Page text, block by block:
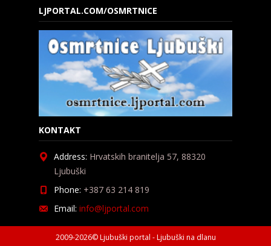
LJPORTAL.COM/OSMRTNICE
KONTAKT
Address: Hrvatskih branitelja 57, 88320
Ljubuški
Phone: +387 63 214 819
Email: info@ljportal.com
2009-2026© Ljubuški portal - Ljubuški na dlanu